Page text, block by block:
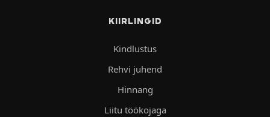
KIIRLINGID
Kindlustus
Rehvi juhend
Hinnang
Liitu töökojaga